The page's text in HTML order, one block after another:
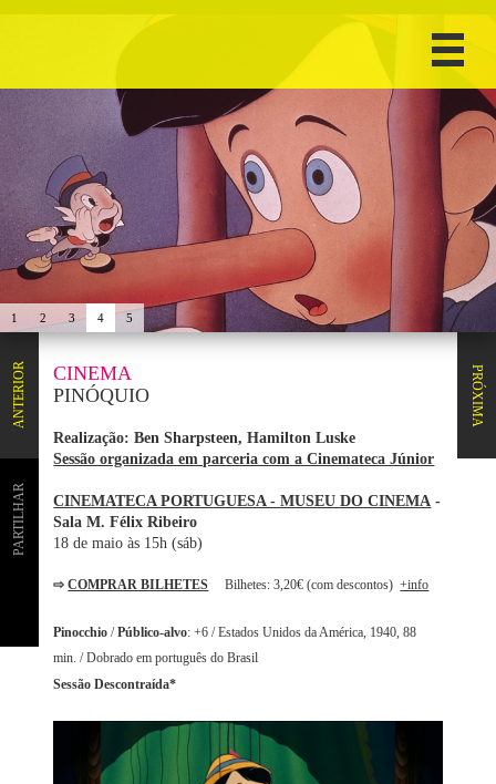
1 2 3 4 5
PRÓXIMA
ANTERIOR
PARTILHAR
CINEMA
PINÓQUIO
Realização: Ben Sharpsteen, Hamilton Luske
Sessão organizada em parceria com a Cinemateca Júnior
CINEMATECA PORTUGUESA - MUSEU DO CINEMA -
Sala M. Félix Ribeiro
18 de maio às 15h (sáb)
⇨COMPRAR BILHETES Bilhetes: 3,20€ (com descontos)+info
Pinocchio /Público-alvo: +6 / Estados Unidos da América, 1940, 88
min. / Dobrado em português do Brasil
Sessão Descontraída*